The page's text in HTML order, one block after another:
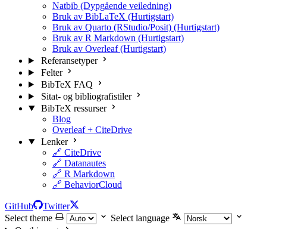
Natbib (Dypgående veiledning)
Bruk av BibLaTeX (Hurtigstart)
Bruk av Quarto (RStudio/Posit) (Hurtigstart)
Bruk av R Markdown (Hurtigstart)
Bruk av Overleaf (Hurtigstart)
Referansetyper
Felter
BibTeX FAQ
Sitat- og bibliografistiler
BibTeX ressurser
Blog
Overleaf + CiteDrive
Lenker
🔗 CiteDrive
🔗 Datanautes
🔗 R Markdown
🔗 BehaviorCloud
GitHub
Twitter
Select theme
Select language